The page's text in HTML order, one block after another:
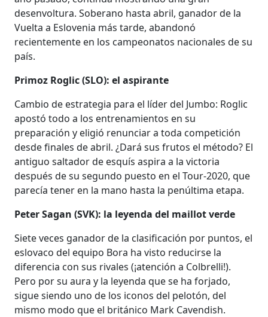
desenvoltura. Soberano hasta abril, ganador de la
Vuelta a Eslovenia más tarde, abandonó
recientemente en los campeonatos nacionales de su
país.
Primoz Roglic (SLO): el aspirante
Cambio de estrategia para el líder del Jumbo: Roglic
apostó todo a los entrenamientos en su
preparación y eligió renunciar a toda competición
desde finales de abril. ¿Dará sus frutos el método? El
antiguo saltador de esquís aspira a la victoria
después de su segundo puesto en el Tour-2020, que
parecía tener en la mano hasta la penúltima etapa.
Peter Sagan (SVK): la leyenda del maillot verde
Siete veces ganador de la clasificación por puntos, el
eslovaco del equipo Bora ha visto reducirse la
diferencia con sus rivales (¡atención a Colbrelli!).
Pero por su aura y la leyenda que se ha forjado,
sigue siendo uno de los iconos del pelotón, del
mismo modo que el británico Mark Cavendish.